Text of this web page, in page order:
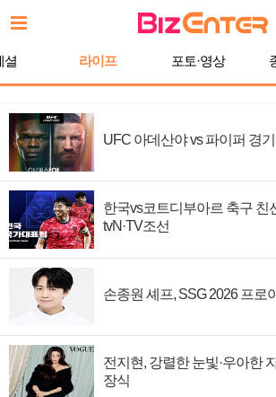
셜 라이프 포토·영상
UFC 아데산야 vs 파이퍼 경
한국vs코트디부아르 축구 친
tvN·TV조선
손종원 셰프, SSG 2026 프로
전지현, 강렬한 눈빛·우아한
장식